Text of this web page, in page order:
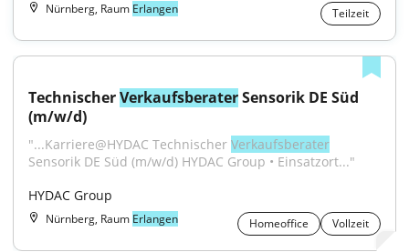
Nürnberg, Raum Erlangen Teilzeit
Technischer Verkaufsberater Sensorik DE Süd
(m/w/d)
"...Karriere@HYDAC Technischer Verkaufsberater
Sensorik DE Süd (m/w/d) HYDAC Group • Einsatzort..."
HYDAC Group
Nürnberg, Raum Erlangen Homeoffice Vollzeit